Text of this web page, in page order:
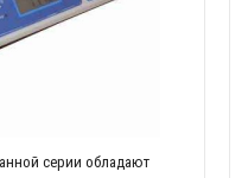
серии обладают